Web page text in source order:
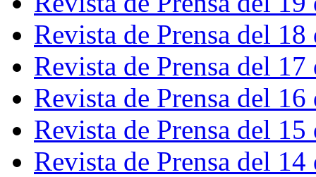
Revista de Prensa del
Revista de Prensa del
Revista de Prensa del
Revista de Prensa del
Revista de Prensa del